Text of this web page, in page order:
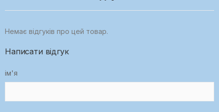
Немає відгуків про цей товар.
Написати відгук
ім'я